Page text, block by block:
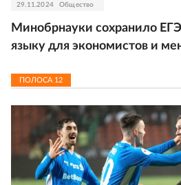
29.11.2024 Общество
Минобрнауки сохранило
языку для экономистов и
ПОЛОСА 12